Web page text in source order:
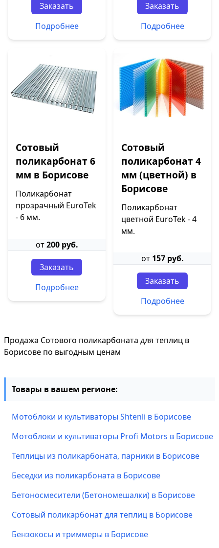
Заказать
Подробнее
Заказать
Подробнее
Сотовый
поликарбонат 6
мм в Борисове
Поликарбонат
прозрачный EuroTek
- 6 мм.
от200 руб.
Заказать
Подробнее
Сотовый
поликарбонат 4
мм (цветной) в
Борисове
Поликарбонат
цветной EuroTek - 4
мм.
от 157 руб.
Заказать
Подробнее
Продажа Сотового поликарбоната для теплиц в
Борисове по выгодным ценам
Товары в вашем регионе:
Мотоблоки и культиваторы Shtenli в Борисове
Мотоблоки и культиваторы Profi Motors в Борисове
Теплицы из поликарбоната, парники в Борисове
Беседки из поликарбоната в Борисове
Бетоносмесители (Бетономешалки) в Борисове
Сотовый поликарбонат для теплиц в Борисове
Бензокосы и триммеры в Борисове